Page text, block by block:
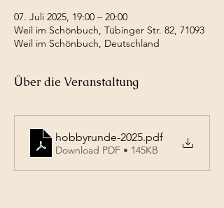
07. Juli 2025, 19:00 – 20:00
Weil im Schönbuch, Tübinger Str. 82, 71093
Weil im Schönbuch, Deutschland
Über die Veranstaltung
hobbyrunde-2025.pdf
Download PDF • 145KB